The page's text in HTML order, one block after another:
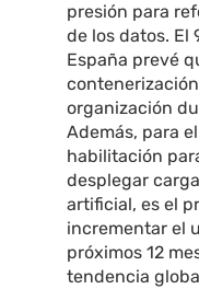
presión para
de los datos. El
España prevé
organización
Además, para
habilitación
desplegar
artificial, es el
incrementar el
próximos 12
tendencia